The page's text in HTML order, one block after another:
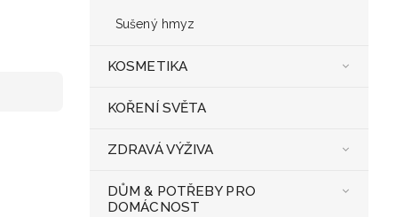
Sušený hmyz
KOSMETIKA
KOŘENÍ SVĚTA
ZDRAVÁ VÝŽIVA
DŮM & POTŘEBY PRO
DOMÁCNOST